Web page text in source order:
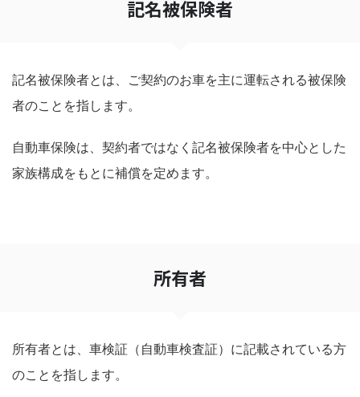
記名被保険者
記名被保険者とは、ご契約のお車を主に運転される被保険
者のことを指します。
自動車保険は、契約者ではなく記名被保険者を中心とした
家族構成をもとに補償を定めます。
所有者
所有者とは、車検証（自動車検査証）に記載されている方
のことを指します。